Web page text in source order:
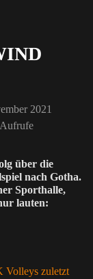
2021
über die
nach Gotha.
Sporthalle,
lauten:
Volleys zuletzt